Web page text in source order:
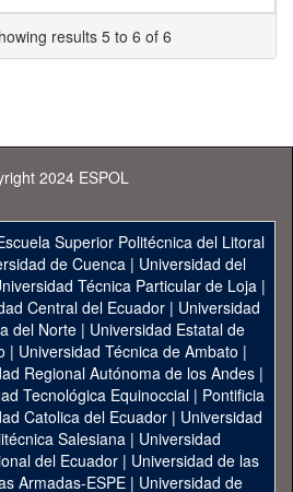
results 5 to 6 of 6
2024 ESPOL
Superior Politécnica del Litoral
de Cuenca| Universidad del
Técnica Particular de Loja|
Central del Ecuador| Universidad
del Norte | Universidad Estatal de
| Universidad Técnica de Ambato |
Regional Autónoma de los Andes|
Tecnológica Equinoccial| Pontificia
Catolica del Ecuador | Universidad
Salesiana | Universidad
del Ecuador | Universidad de las
Armadas-ESPE | Universidad de